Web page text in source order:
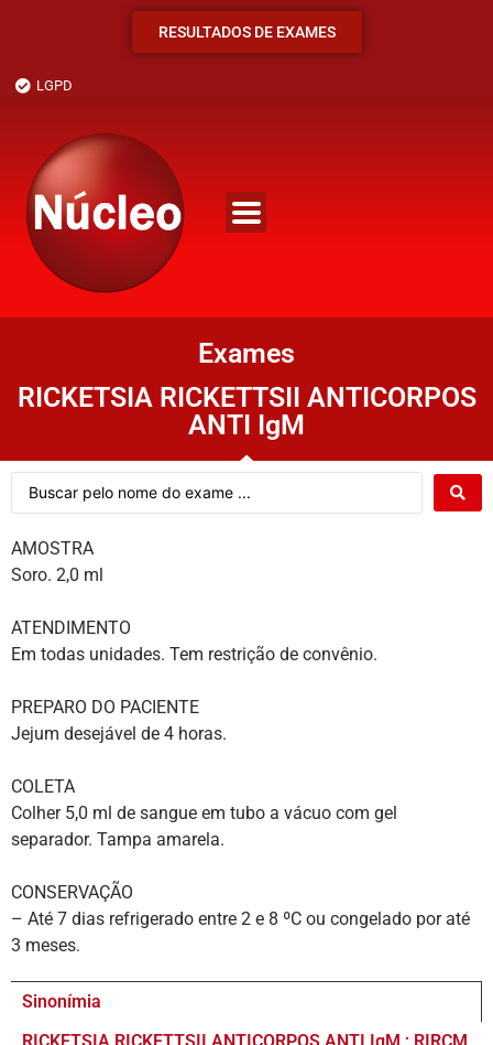
RESULTADOS DE EXAMES
LGPD
Exames
RICKETSIA RICKETTSII ANTICORPOS
ANTI IgM
AMOSTRA
Soro. 2,0 ml
ATENDIMENTO
Em todas unidades. Tem restrição de convênio.
PREPARO DO PACIENTE
Jejum desejável de 4 horas.
COLETA
Colher 5,0 ml de sangue em tubo a vácuo com gel
separador. Tampa amarela.
CONSERVAÇÃO
– Até 7 dias refrigerado entre 2 e 8 ºC ou congelado por até
3 meses.
Sinonímia